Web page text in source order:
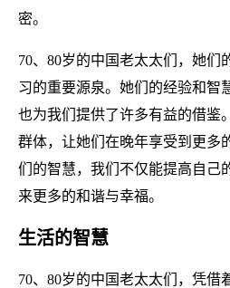
密。
70、80岁的中国老太太们，她们
习的重要源泉。她们的经验和智
也为我们提供了许多有益的借鉴
群体，让她们在晚年享受到更多
们的智慧，我们不仅能提高自己
来更多的和谐与幸福。
生活的智慧
70、80岁的中国老太太们，凭借